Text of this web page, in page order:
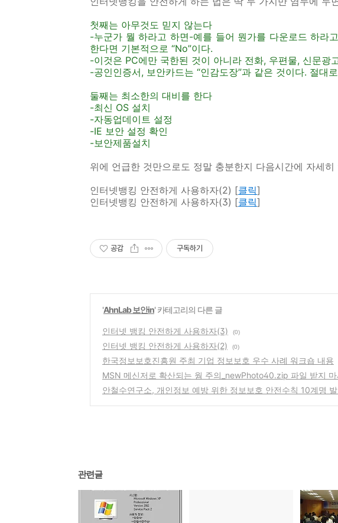
첫째는 아무것도 믿지 않는다
-누군가 뭘 하라고 하면-예를 들어 뭔가를 다운로드 하라
한다면 기본적으로 “No”이다.
-이것은 PC에만 국한된 것이 아니라 전화, 우편물, 신문광
-공인인증서, 보안카드는 “인감도장”과 같은 것이다. 절대
둘째는 최소한의 대비를 한다
-최신 OS 설치
-자동업데이트 설정
-IE 보안 설정 확인
-보안제품설치
위에 언급한 것만으로도 정말 충분한지 다음시간에 자세히
인터넷뱅킹 안전하게 사용하자(2) [클릭]
인터넷뱅킹 안전하게 사용하자(3) [클릭]
공감 구독하기
'AhnLab 보안in' 카테고리의 다른 글
인터넷 뱅킹 안전하게 사용하자(3) (0)
인터넷 뱅킹 안전하게 사용하자(2) (0)
한국정보보호진흥원 주최 기업 정보보호 우수 사례 워크숍 내용
MSN 메신저로 확산되는 웜 주의_newPhoto40.zip 파일 받지 마
안철수연구소, 개인정보 예방 위한 정보보호 안전수칙 10계명 발
관련글